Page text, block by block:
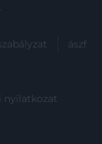
.
ászf
nyilatkozat